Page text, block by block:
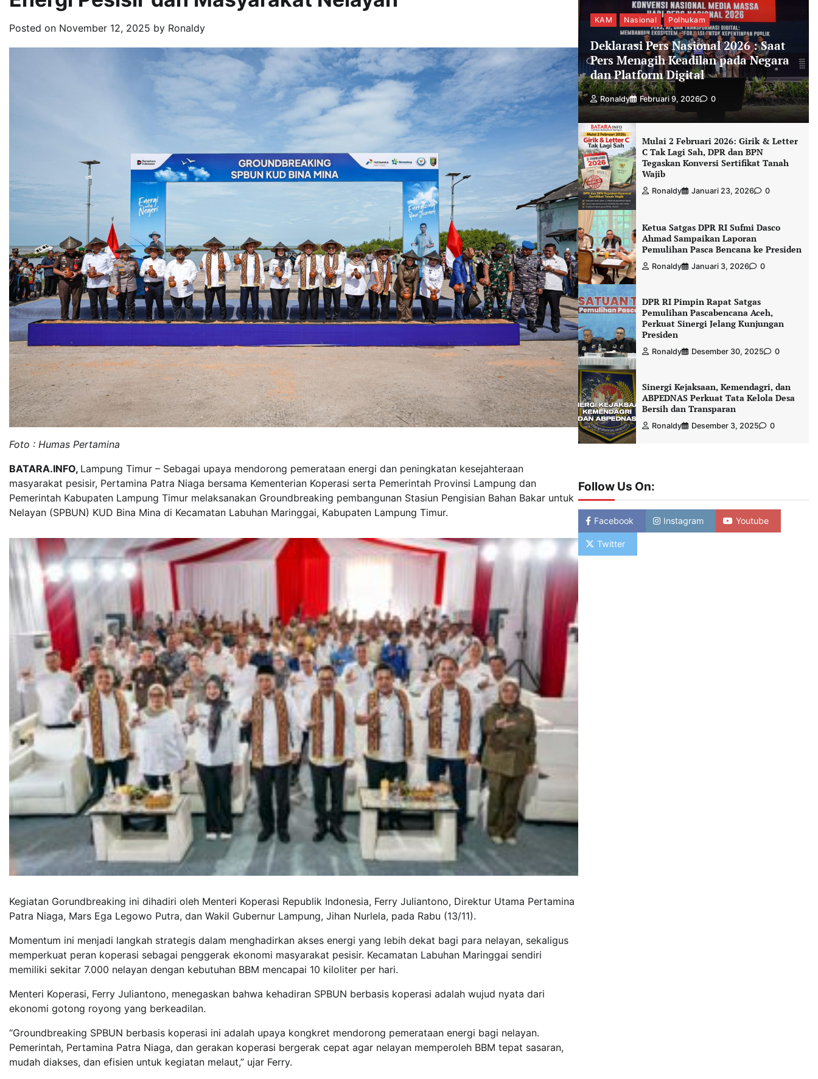
Posted on November 12, 2025 by Ronaldy
Foto : Humas Pertamina
BATARA.INFO, Lampung Timur – Sebagai upaya mendorong pemerataan energi dan peningkatan kesejahteraan
masyarakat pesisir, Pertamina Patra Niaga bersama Kementerian Koperasi serta Pemerintah Provinsi Lampung dan
Pemerintah Kabupaten Lampung Timur melaksanakan Groundbreaking pembangunan Stasiun Pengisian Bahan Bakar untuk
Nelayan (SPBUN) KUD Bina Mina di Kecamatan Labuhan Maringgai, Kabupaten Lampung Timur.
Kegiatan Gorundbreaking ini dihadiri oleh Menteri Koperasi Republik Indonesia, Ferry Juliantono, Direktur Utama Pertamina
Patra Niaga, Mars Ega Legowo Putra, dan Wakil Gubernur Lampung, Jihan Nurlela, pada Rabu (13/11).
Momentum ini menjadi langkah strategis dalam menghadirkan akses energi yang lebih dekat bagi para nelayan, sekaligus
memperkuat peran koperasi sebagai penggerak ekonomi masyarakat pesisir. Kecamatan Labuhan Maringgai sendiri
memiliki sekitar 7.000 nelayan dengan kebutuhan BBM mencapai 10 kiloliter per hari.
Menteri Koperasi, Ferry Juliantono, menegaskan bahwa kehadiran SPBUN berbasis koperasi adalah wujud nyata dari
ekonomi gotong royong yang berkeadilan.
“Groundbreaking SPBUN berbasis koperasi ini adalah upaya kongkret mendorong pemerataan energi bagi nelayan.
Pemerintah, Pertamina Patra Niaga, dan gerakan koperasi bergerak cepat agar nelayan memperoleh BBM tepat sasaran,
mudah diakses, dan efisien untuk kegiatan melaut,” ujar Ferry.
KAM Nasional Polhukam
Deklarasi Pers Nasional 2026 : Saat
Pers Menagih Keadilan pada Negara
dan Platform Digital
Ronaldy Februari 9, 2026 0
Mulai 2 Februari 2026: Girik & Letter
C Tak Lagi Sah, DPR dan BPN
Tegaskan Konversi Sertifikat Tanah
Wajib
Ronaldy Januari 23, 2026 0
Ketua Satgas DPR RI Sufmi Dasco
Ahmad Sampaikan Laporan
Pemulihan Pasca Bencana ke Presiden
Ronaldy Januari 3, 2026 0
DPR RI Pimpin Rapat Satgas
Pemulihan Pascabencana Aceh,
Perkuat Sinergi Jelang Kunjungan
Presiden
Ronaldy Desember 30, 2025 0
Sinergi Kejaksaan, Kemendagri, dan
ABPEDNAS Perkuat Tata Kelola Desa
Bersih dan Transparan
Ronaldy Desember 3, 2025 0
Follow Us On:
Facebook Instagram Youtube
Twitter